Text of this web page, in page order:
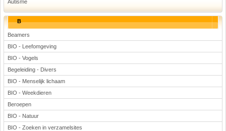
Autisme
B
Beamers
BIO - Leefomgeving
BIO - Vogels
Begeleiding - Divers
BIO - Menselijk lichaam
BIO - Weekdieren
Beroepen
BIO - Natuur
BIO - Zoeken in verzamelsites